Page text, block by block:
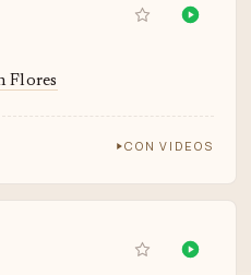
Flores
CON VIDEOS